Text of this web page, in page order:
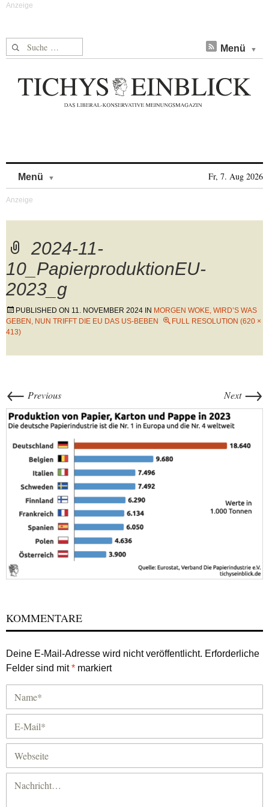
Suche nach: Menü
Menü Fr, 7. Aug 2026
2024-11-
10_PapierproduktionEU-
2023_g
PUBLISHED ON 11. NOVEMBER 2024 IN MORGEN WOKE, WIRD’S WAS
GEBEN, NUN TRIFFT DIE EU DAS US-BEBEN
FULL RESOLUTION (620 ×
413)
← Previous Next →
KOMMENTARE
Deine E-Mail-Adresse wird nicht veröffentlicht. Erforderliche
Felder sind mit* markiert